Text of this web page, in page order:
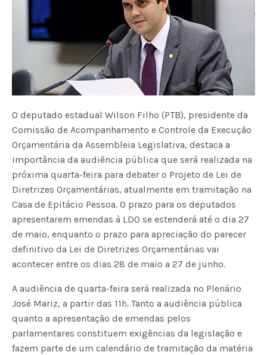
O deputado estadual Wilson Filho (PTB), presidente da
Comissão de Acompanhamento e Controle da Execução
Orçamentária da Assembleia Legislativa, destaca a
importância da audiência pública que será realizada na
próxima quarta-feira para debater o Projeto de Lei de
Diretrizes Orçamentárias, atualmente em tramitação na
Casa de Epitácio Pessoa. O prazo para os deputados
apresentarem emendas à LDO se estenderá até o dia 27
de maio, enquanto o prazo para apreciação do parecer
definitivo da Lei de Diretrizes Orçamentárias vai
acontecer entre os dias 28 de maio a 27 de junho.
A audiência de quarta-feira será realizada no Plenário
José Mariz, a partir das 11h. Tanto a audiência pública
quanto a apresentação de emendas pelos
parlamentares constituem exigências da legislação e
fazem parte de um calendário de tramitação da matéria